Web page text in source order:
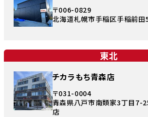
〒006-0829
北海道札幌市手稲区手稲前
東北
チカラもち青森店
〒031-0004
青森県八戸市南類家3丁目7-
店